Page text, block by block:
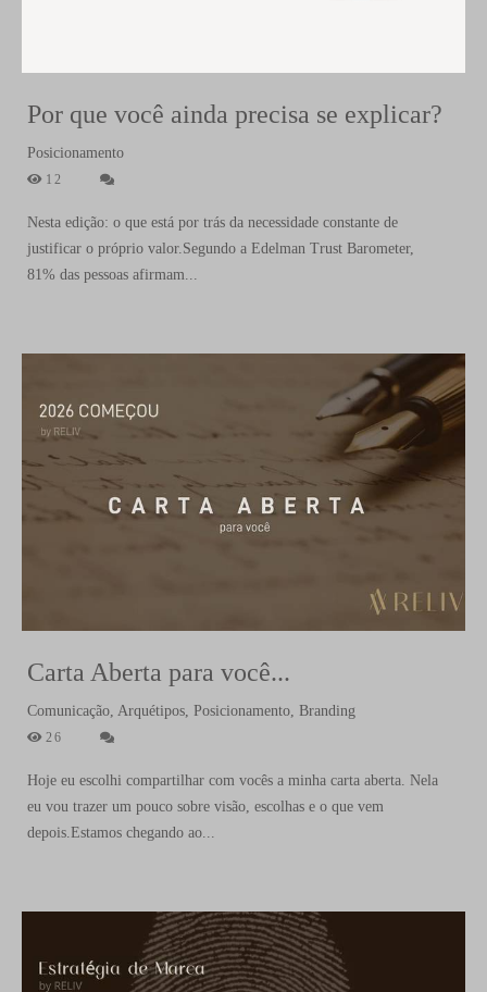
Por que você ainda precisa se explicar?
Posicionamento
12
Nesta edição: o que está por trás da necessidade constante de
justificar o próprio valor.Segundo a Edelman Trust Barometer,
81% das pessoas afirmam...
Carta Aberta para você...
Comunicação, Arquétipos, Posicionamento, Branding
26
Hoje eu escolhi compartilhar com vocês a minha carta aberta. Nela
eu vou trazer um pouco sobre visão, escolhas e o que vem
depois.Estamos chegando ao...